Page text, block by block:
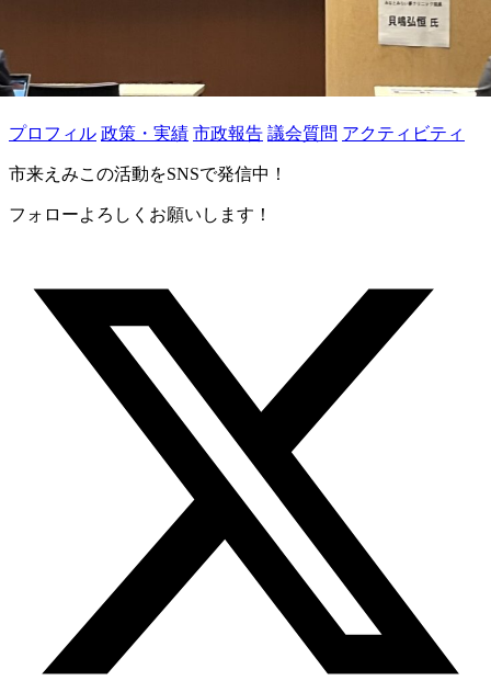
プロフィル 政策・実績 市政報告 議会質問 アクティビティ
市来えみこの活動をSNSで発信中！
フォローよろしくお願いします！